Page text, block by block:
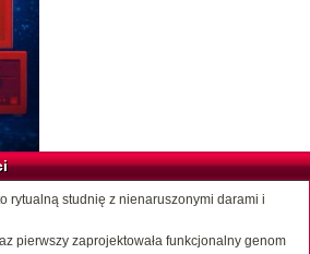
rytualną studnię z nienaruszonymi darami i
pierwszy zaprojektowała funkcjonalny genom